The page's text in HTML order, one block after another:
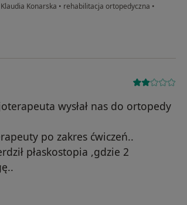
Konarska • rehabilitacja ortopedyczna •
wysłał nas do ortopedy
po zakres ćwiczeń..
płaskostopia ,gdzie 2